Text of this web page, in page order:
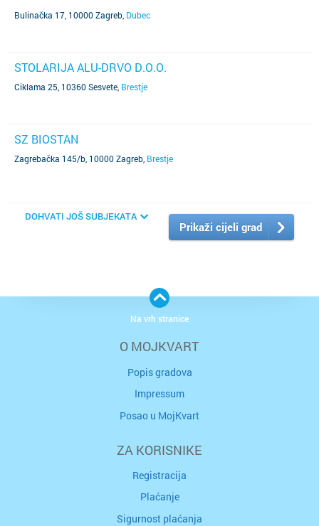
Bulinačka 17, 10000 Zagreb, Dubec
STOLARIJA ALU-DRVO D.O.O.
Ciklama 25, 10360 Sesvete, Brestje
SZ BIOSTAN
Zagrebačka 145/b, 10000 Zagreb, Brestje
DOHVATI JOŠ SUBJEKATA
Prikaži cijeli grad
O MOJKVART
Popis gradova
Impressum
Posao u MojKvart
ZA KORISNIKE
Registracija
Plaćanje
Sigurnost plaćanja
Na vrh stranice